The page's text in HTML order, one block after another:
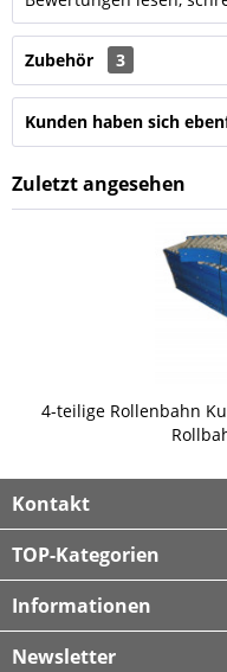
Zubehör 3
Kunden haben sich
Zuletzt angesehen
4-teilige Rollenbahn
Kontakt
TOP-Kategorien
Informationen
Newsletter